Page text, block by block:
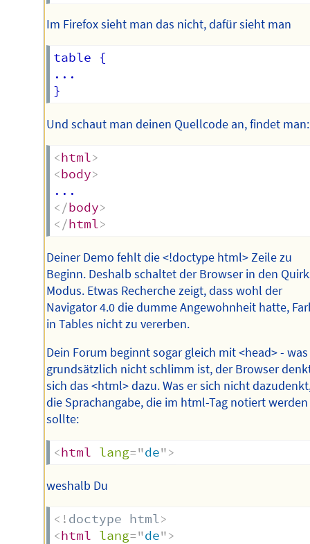
Im Firefox sieht man das nicht, dafür sieht man
table {
...
Und schaut man deinen Quellcode an, findet man:
<html>
<body>
</body>
</html>
Deiner Demo fehlt die <!doctype html> Zeile zu
Beginn. Deshalb schaltet der Browser in den
Modus. Etwas Recherche zeigt, dass wohl der
Navigator 4.0 die dumme Angewohnheit hatte,
in Tables nicht zu vererben.
Dein Forum beginnt sogar gleich mit <head> - was
grundsätzlich nicht schlimm ist, der Browser
sich das <html> dazu. Was er sich nicht
die Sprachangabe, die im html-Tag notiert werden
sollte:
<html lang="de">
weshalb Du
<! doctype html>
<html lang="de">